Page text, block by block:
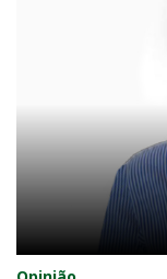
9
d
e
m
a